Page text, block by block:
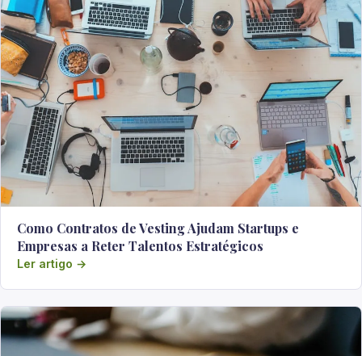
Como Contratos de Vesting Ajudam Startups e
Empresas a Reter Talentos Estratégicos
Ler artigo →